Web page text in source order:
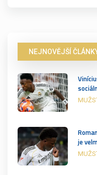
NEJNOVĚJŠÍ
je